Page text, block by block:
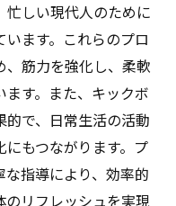
忙しい現代人のために
ます。これらのプロ
、筋力を強化し、柔軟
す。また、キックボ
で、日常生活の活動
もつながります。プ
指導により、効率的
リフレッシュを実現